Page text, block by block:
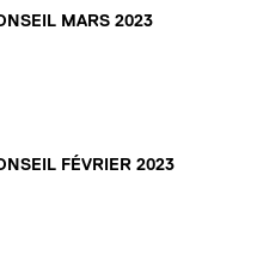
MARS 2023
FÉVRIER 2023